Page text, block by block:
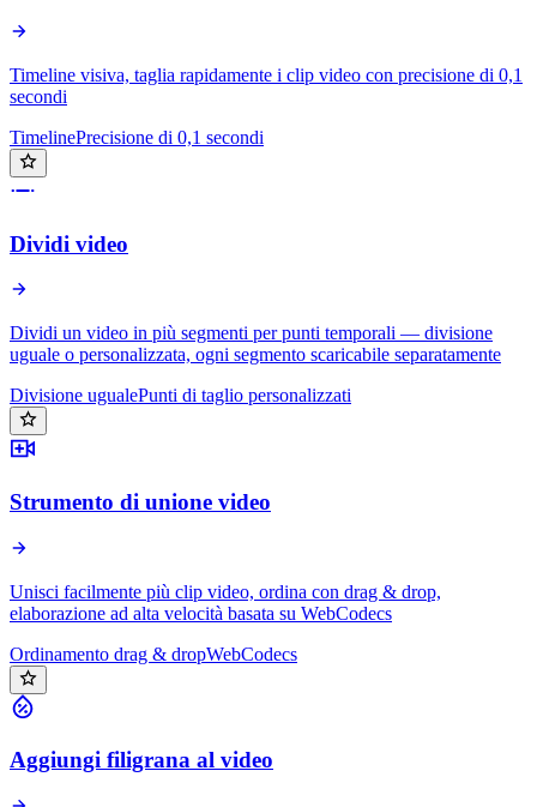
Timeline visiva, taglia rapidamente i clip video con precisione di 0,1
secondi
TimelinePrecisione di 0,1 secondi
Dividi video
Dividi un video in più segmenti per punti temporali — divisione
uguale o personalizzata, ogni segmento scaricabile separatamente
Divisione ugualePunti di taglio personalizzati
Strumento di unione video
Unisci facilmente più clip video, ordina con drag & drop,
elaborazione ad alta velocità basata su WebCodecs
Ordinamento drag & dropWebCodecs
Aggiungi filigrana al video